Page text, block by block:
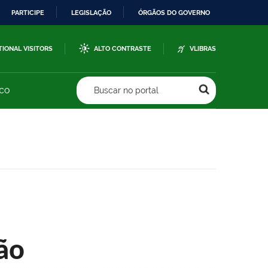
PARTICIPE LEGISLAÇÃO ÓRGÃOS DO GOVERNO
VISITORS ALTO CONTRASTE VLIBRAS
Buscar no portal